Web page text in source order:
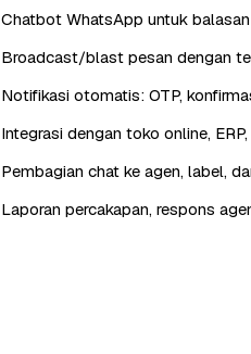
Chatbot WhatsApp untuk
Broadcast/blast pesan dengan
Notifikasi otomatis: OTP,
Integrasi dengan toko online,
Pembagian chat ke agen, label,
Laporan percakapan, respons